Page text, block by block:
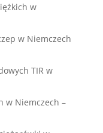
w
w Niemczech
TIR w
w Niemczech –